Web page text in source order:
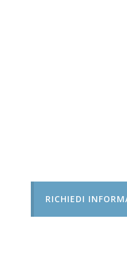
RICHIEDI